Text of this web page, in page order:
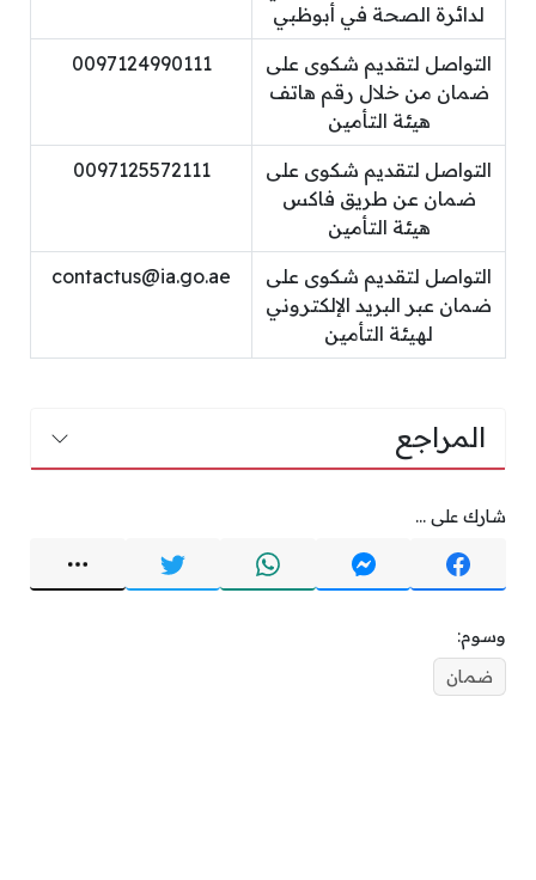
لدائرة الصحة في أبوظبي
التواصل لتقديم شكوى على
ضمان من خلال رقم هاتف
هيئة التأمين
0097124990111
التواصل لتقديم شكوى على
ضمان عن طريق فاكس
هيئة التأمين
0097125572111
التواصل لتقديم شكوى على
ضمان عبر البريد الإلكتروني
لهيئة التأمين
contactus@ia.go.ae
المراجع
شارك على ...
وسوم:
ضمان